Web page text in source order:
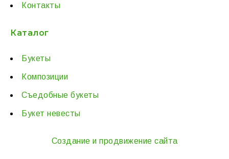
Контакты
Каталог
Букеты
Композиции
Съедобные букеты
Букет невесты
Создание и продвижение сайта